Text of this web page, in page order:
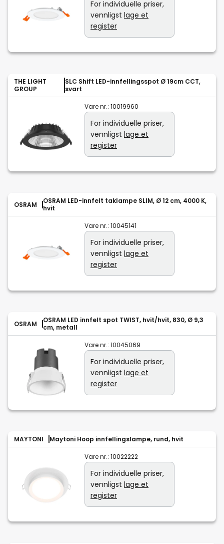
For individuelle priser,
vennligst lage et
register
THE LIGHT
GROUP
SLC Shift LED-innfellingsspot Ø 19cm CCT,
svart
Vare nr.: 10019960
For individuelle priser,
vennligst lage et
register
OSRAM
OSRAM LED-innfelt taklampe SLIM, Ø 12 cm, 4000 K,
hvit
Vare nr.: 10045141
For individuelle priser,
vennligst lage et
register
OSRAM
OSRAM LED innfelt spot TWIST, hvit/hvit, 830, Ø 9,3
cm, metall
Vare nr.: 10045069
For individuelle priser,
vennligst lage et
register
MAYTONI Maytoni Hoop innfellingslampe, rund, hvit
Vare nr.: 10022222
For individuelle priser,
vennligst lage et
register